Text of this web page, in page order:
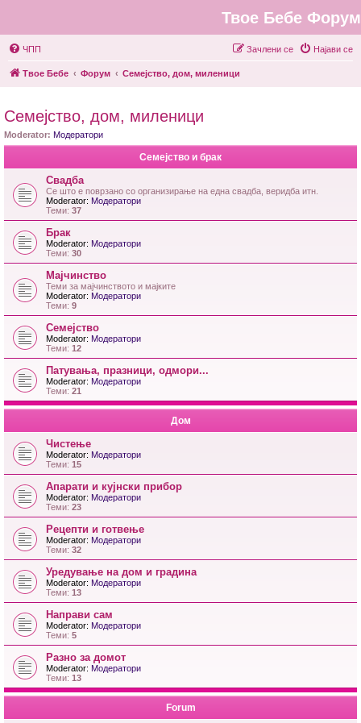
Твое Бебе Форум
ЧПП Најави се
Зачлени се
Твое Бебе Форум Семејство, дом, миленици
Семејство, дом, миленици
Moderator: Модератори
Семејство и брак
Свадба
Се што е поврзано со организирање на една свадба, веридба итн.
Moderator: Модератори
Теми: 37
Брак
Moderator: Модератори
Теми: 30
Мајчинство
Теми за мајчинството и мајките
Moderator: Модератори
Теми: 9
Семејство
Moderator: Модератори
Теми: 12
Патувања, празници, одмори...
Moderator: Модератори
Теми: 21
Дом
Чистење
Moderator: Модератори
Теми: 15
Апарати и кујнски прибор
Moderator: Модератори
Теми: 23
Рецепти и готвење
Moderator: Модератори
Теми: 32
Уредување на дом и градина
Moderator: Модератори
Теми: 13
Направи сам
Moderator: Модератори
Теми: 5
Разно за домот
Moderator: Модератори
Теми: 13
Forum